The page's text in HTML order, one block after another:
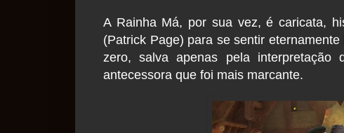
A Rainha Má, por sua vez, é caricata,
(Patrick Page) para se sentir
zero, salva apenas pela
antecessora que foi mais marcante.